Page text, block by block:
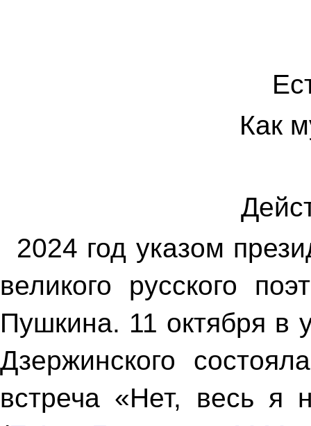
Как
2024 год указом
великого русского
Пушкина. 11 октября в
Дзержинского
встреча «Нет, весь я